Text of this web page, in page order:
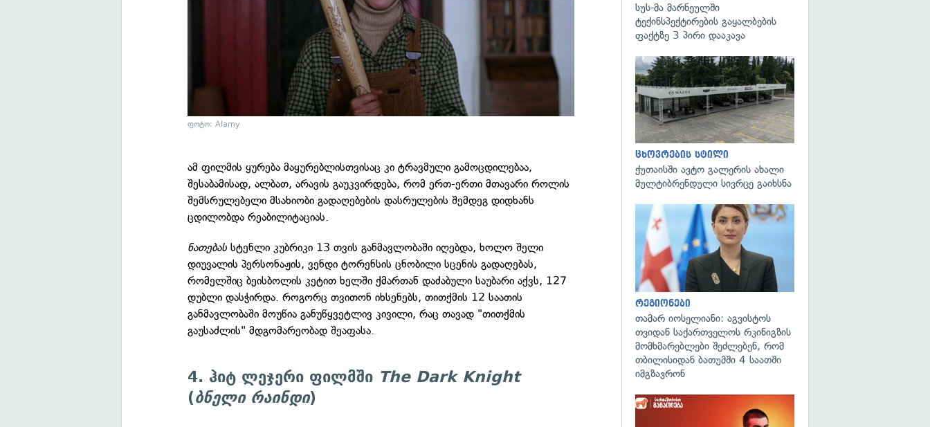
ფოტო: Alamy
ამ ფილმის ყურება მაყურებლისთვისაც კი ტრავმული გამოცდილებაა,
შესაბამისად, ალბათ, არავის გაუკვირდება, რომ ერთ-ერთი მთავარი როლის
შემსრულებელი მსახიობი გადაღებების დასრულების შემდეგ დიდხანს
ცდილობდა რეაბილიტაციას.
ნათებასსტენლი კუბრიკი 13 თვის განმავლობაში იღებდა, ხოლო შელი
დიუვალის პერსონაჟის, ვენდი ტორენსის ცნობილი სცენის გადაღებას,
რომელშიც ბეისბოლის კეტით ხელში ქმართან დაძაბული საუბარი აქვს, 127
დუბლი დასჭირდა. როგორც თვითონ იხსენებს, თითქმის 12 საათის
განმავლობაში მოუწია განუწყვეტლივ კივილი, რაც თავად "თითქმის
გაუსაძლის" მდგომარეობად შეაფასა.
4. ჰიტ ლეჯერი ფილმში The Dark Knight
(ბნელი რაინდი)
სუს-მა მარნეულში
ტექინსპექტირების გაყალბების
ფაქტზე 3 პირი დააკავა
ცხოვრების სტილი
ქუთაისში ავტო გალერის ახალი
მულტიბრენდული სივრცე გაიხსნა
რეგიონები
თამარ იოსელიანი: აგვისტოს
თვიდან საქართველოს რკინიგზის
მომხმარებლები შეძლებენ, რომ
თბილისიდან ბათუმში 4 საათში
იმგზავრონ